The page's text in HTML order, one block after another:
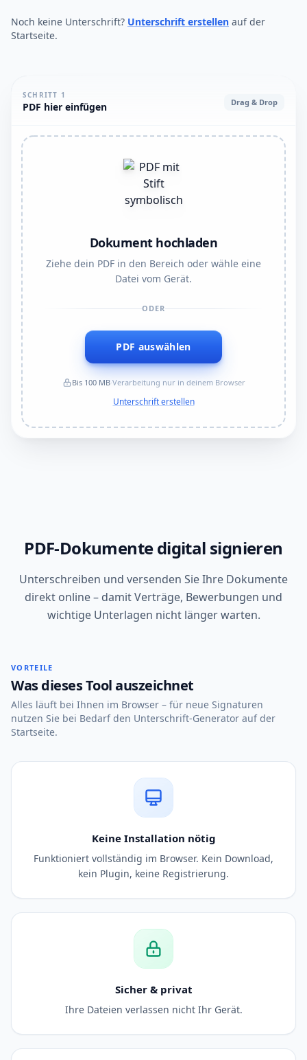
Noch keine Unterschrift? Unterschrift erstellen auf der
Startseite.
SCHRITT 1
PDF hier einfügen Drag & Drop
Dokument hochladen
Ziehe dein PDF in den Bereich oder wähle eine
Datei vom Gerät.
ODER
PDF auswählen
Bis 100 MB·Verarbeitung nur in deinem Browser
Unterschrift erstellen
PDF-Dokumente digital signieren
Unterschreiben und versenden Sie Ihre Dokumente
direkt online – damit Verträge, Bewerbungen und
wichtige Unterlagen nicht länger warten.
VORTEILE
Was dieses Tool auszeichnet
Alles läuft bei Ihnen im Browser – für neue Signaturen
nutzen Sie bei Bedarf den Unterschrift-Generator auf der
Startseite.
Keine Installation nötig
Funktioniert vollständig im Browser. Kein Download,
kein Plugin, keine Registrierung.
Sicher & privat
Ihre Dateien verlassen nicht Ihr Gerät.